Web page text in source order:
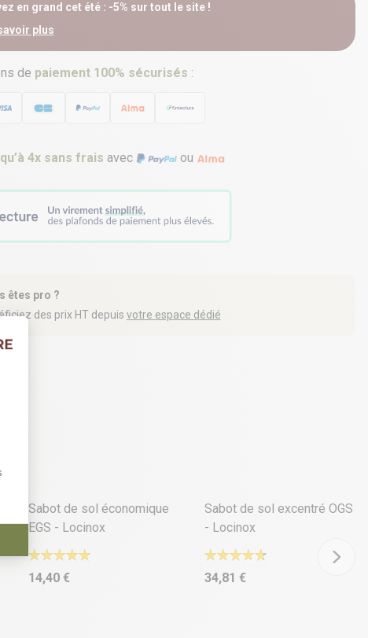
en grand cet été : -5% sur tout le site !
plus
de paiement 100% sécurisés :
4x sans frais avec ou
êtes pro ?
des prix HT depuis votre espace dédié
Sabot de sol économique
EGS - Locinox
14,40 €
Sabot de sol excentré OGS
- Locinox
34,81 €
: Personnalisez vos Options